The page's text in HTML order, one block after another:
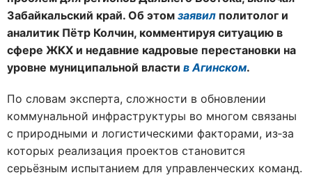
Забайкальский край. Об этом заявил политолог и
аналитик Пётр Колчин, комментируя ситуацию в
сфере ЖКХ и недавние кадровые перестановки на
уровне муниципальной власти в Агинском.
По словам эксперта, сложности в обновлении
коммунальной инфраструктуры во многом связаны
с природными и логистическими факторами, из‑за
которых реализация проектов становится
серьёзным испытанием для управленческих команд.